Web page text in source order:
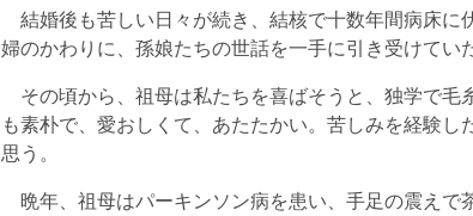
結婚後も苦しい日々が続き、結核で十数年間病床に
婦のかわりに、孫娘たちの世話を一手に引き受けていた
その頃から、祖母は私たちを喜ばそうと、独学で毛
も素朴で、愛おしくて、あたたかい。苦しみを経験
思う。
晩年、祖母はパーキンソン病を患い、手足の震えで